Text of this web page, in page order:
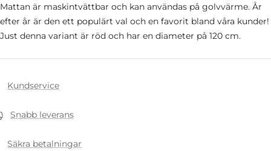
Mattan är maskintvättbar och kan användas på golvvärme. År
efter år är den ett populärt val och en favorit bland våra kunder!
Just denna variant är röd och har en diameter på 120 cm.
Kundservice
Snabb leverans
Säkra betalningar